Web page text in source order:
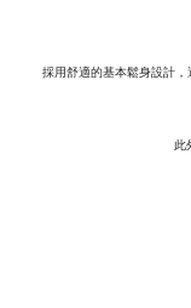
採用舒適的基本鬆身設計
此